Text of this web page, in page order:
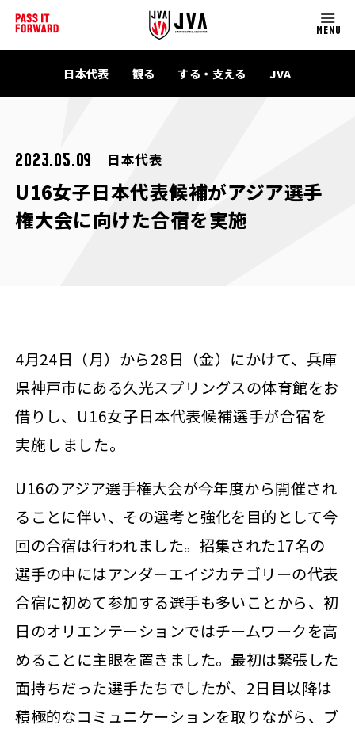
MENU
日本代表 観る する・支える JVA
2023.05.09 日本代表
U16女子日本代表候補がアジア選手
権大会に向けた合宿を実施
4月24日（月）から28日（金）にかけて、 兵庫
県神戸市にある久光スプリングスの体育館をお
借りし、 U16女子日本代表候補選手が合宿を
実施しました。
U16のアジア選手権大会が今年度から開催され
ることに伴い、その選考と強化を目的として今
回の合宿は行われました。招集された17名の
選手の中にはアンダーエイジカテゴリーの代表
合宿に初めて参加する選手も多いことから、初
日のオリエンテーションではチームワークを高
めることに主眼を置きました。最初は緊張した
面持ちだった選手たちでしたが、2日目以降は
積極的なコミュニケーションを取りながら、ブ